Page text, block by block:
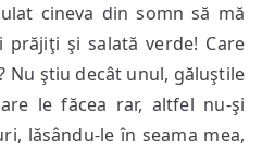
cineva din somn să mă
şi salată verde! Care
Nu ştiu decât unul, găluştile
le făcea rar, altfel nu-şi
lăsându-le în seama mea,